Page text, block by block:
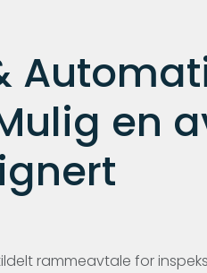
en
rammeavtale for